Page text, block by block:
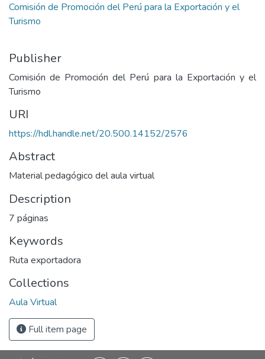
Comisión de Promoción del Perú para la Exportación y el
Turismo
Publisher
Comisión de Promoción del Perú para la Exportación y el
Turismo
URI
https://hdl.handle.net/20.500.14152/2576
Abstract
Material pedagógico del aula virtual
Description
7 páginas
Keywords
Ruta exportadora
Collections
Aula Virtual
Full item page